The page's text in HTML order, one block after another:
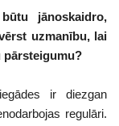
jānoskaidro,
uzmanību, lai
pārsteigumu?
ir diezgan
regulāri.